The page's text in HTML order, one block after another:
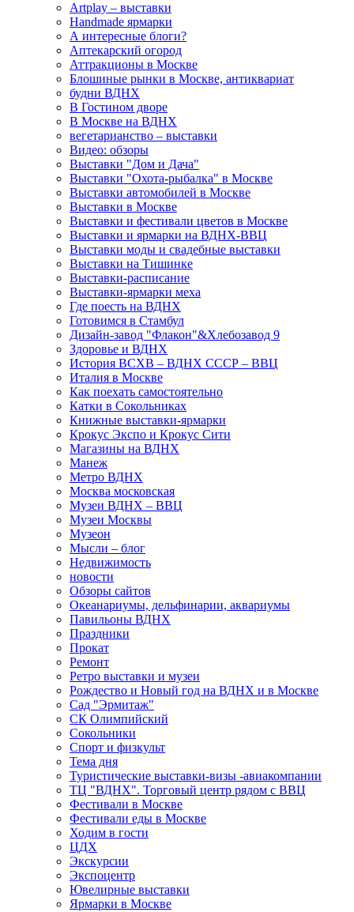
Artplay – выставки
Handmade ярмарки
А интересные блоги?
Аптекарский огород
Аттракционы в Москве
Блошиные рынки в Москве, антиквариат
будни ВДНХ
В Гостином дворе
В Москве на ВДНХ
вегетарианство – выставки
Видео: обзоры
Выставки "Дом и Дача"
Выставки "Охота-рыбалка" в Москве
Выставки автомобилей в Москве
Выставки в Москве
Выставки и фестивали цветов в Москве
Выставки и ярмарки на ВДНХ-ВВЦ
Выставки моды и свадебные выставки
Выставки на Тишинке
Выставки-расписание
Выставки-ярмарки меха
Где поесть на ВДНХ
Готовимся в Стамбул
Дизайн-завод "Флакон"&Хлебозавод 9
Здоровье и ВДНХ
История ВСХВ – ВДНХ СССР – ВВЦ
Италия в Москве
Как поехать самостоятельно
Катки в Сокольниках
Книжные выставки-ярмарки
Крокус Экспо и Крокус Сити
Магазины на ВДНХ
Манеж
Метро ВДНХ
Москва московская
Музеи ВДНХ – ВВЦ
Музеи Москвы
Музеон
Мысли – блог
Недвижимость
новости
Обзоры сайтов
Океанариумы, дельфинарии, аквариумы
Павильоны ВДНХ
Праздники
Прокат
Ремонт
Ретро выставки и музеи
Рождество и Новый год на ВДНХ и в Москве
Сад "Эрмитаж"
СК Олимпийский
Сокольники
Спорт и физкульт
Тема дня
Туристические выставки-визы -авиакомпании
ТЦ "ВДНХ". Торговый центр рядом с ВВЦ
Фестивали в Москве
Фестивали еды в Москве
Ходим в гости
ЦДХ
Экскурсии
Экспоцентр
Ювелирные выставки
Ярмарки в Москве